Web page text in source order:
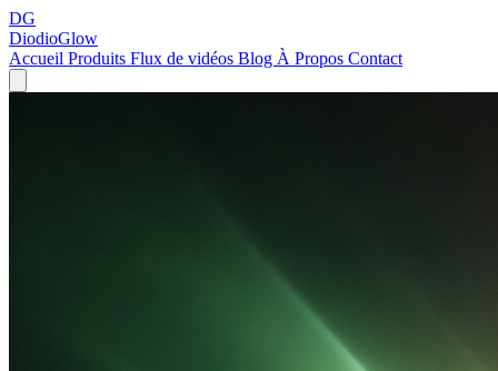
DG
DiodioGlow
Accueil Produits Flux de vidéos Blog À Propos Contact